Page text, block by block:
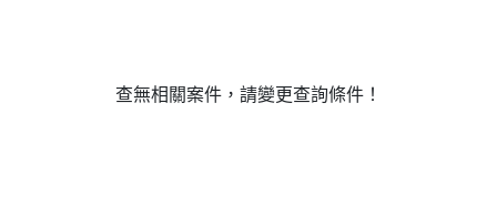
查無相關案件，請變更查詢條件！